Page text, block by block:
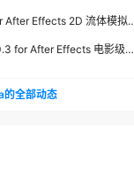
After Effects 2D 流体模拟
for After Effects 电影级镜
的全部动态